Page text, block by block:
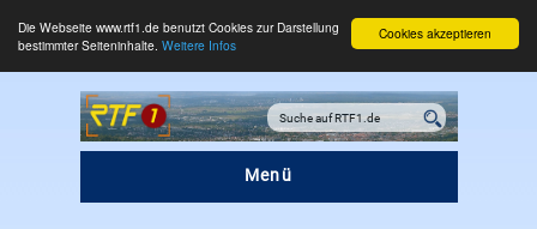
Cookies akzeptieren
Die Webseite www.rtf1.de benutzt Cookies zur Darstellung
bestimmter Seiteninhalte. Weitere Infos
Menü